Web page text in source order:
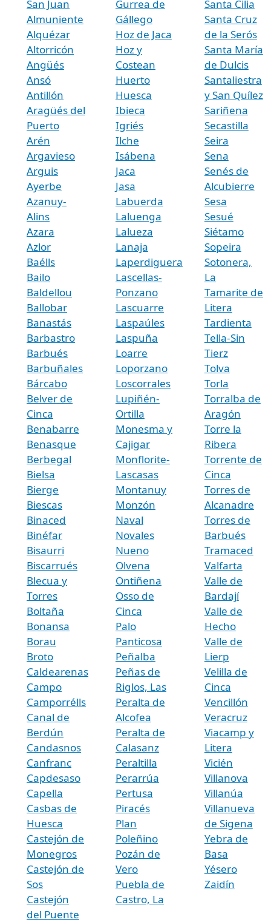
San Juan
Almuniente
Alquézar
Altorricón
Angüés
Ansó
Antillón
Aragüés del
Puerto
Arén
Argavieso
Arguis
Ayerbe
Azanuy-
Alins
Azara
Azlor
Baélls
Bailo
Baldellou
Ballobar
Banastás
Barbastro
Barbués
Barbuñales
Bárcabo
Belver de
Cinca
Benabarre
Benasque
Berbegal
Bielsa
Bierge
Biescas
Binaced
Binéfar
Bisaurri
Biscarrués
Blecua y
Torres
Boltaña
Bonansa
Borau
Broto
Caldearenas
Campo
Camporrélls
Canal de
Berdún
Candasnos
Canfranc
Capdesaso
Capella
Casbas de
Huesca
Castejón de
Monegros
Castejón de
Sos
Castejón
del Puente
Gurrea de
Gállego
Hoz de Jaca
Hoz y
Costean
Huerto
Huesca
Ibieca
Igriés
Ilche
Isábena
Jaca
Jasa
Labuerda
Laluenga
Lalueza
Lanaja
Laperdiguera
Lascellas-
Ponzano
Lascuarre
Laspaúles
Laspuña
Loarre
Loporzano
Loscorrales
Lupiñén-
Ortilla
Monesma y
Cajigar
Monflorite-
Lascasas
Montanuy
Monzón
Naval
Novales
Nueno
Olvena
Ontiñena
Osso de
Cinca
Palo
Panticosa
Peñalba
Peñas de
Riglos, Las
Peralta de
Alcofea
Peralta de
Calasanz
Peraltilla
Perarrúa
Pertusa
Piracés
Plan
Poleñino
Pozán de
Vero
Puebla de
Castro, La
Santa Cilia
Santa Cruz
de la Serós
Santa María
de Dulcis
Santaliestra
y San Quílez
Sariñena
Secastilla
Seira
Sena
Senés de
Alcubierre
Sesa
Sesué
Siétamo
Sopeira
Sotonera,
La
Tamarite de
Litera
Tardienta
Tella-Sin
Tierz
Tolva
Torla
Torralba de
Aragón
Torre la
Ribera
Torrente de
Cinca
Torres de
Alcanadre
Torres de
Barbués
Tramaced
Valfarta
Valle de
Bardají
Valle de
Hecho
Valle de
Lierp
Velilla de
Cinca
Vencillón
Veracruz
Viacamp y
Litera
Vicién
Villanova
Villanúa
Villanueva
de Sigena
Yebra de
Basa
Yésero
Zaidín